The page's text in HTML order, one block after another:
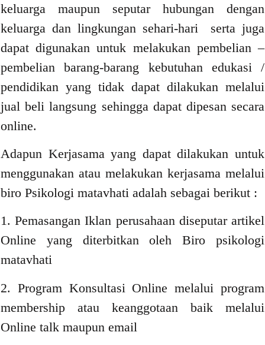
keluarga maupun seputar hubungan dengan
keluarga dan lingkungan sehari-hari serta juga
dapat digunakan untuk melakukan pembelian –
pembelian barang-barang kebutuhan edukasi /
pendidikan yang tidak dapat dilakukan melalui
jual beli langsung sehingga dapat dipesan secara
online.
Adapun Kerjasama yang dapat dilakukan untuk
menggunakan atau melakukan kerjasama melalui
biro Psikologi matavhati adalah sebagai berikut :
1. Pemasangan Iklan perusahaan diseputar artikel
Online yang diterbitkan oleh Biro psikologi
matavhati
2. Program Konsultasi Online melalui program
membership atau keanggotaan baik melalui
Online talk maupun email